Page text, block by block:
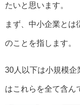
たいと思います。
まず、中小企業とは
のことを指します。
30人以下は小規模企
はこれらを全て含ん